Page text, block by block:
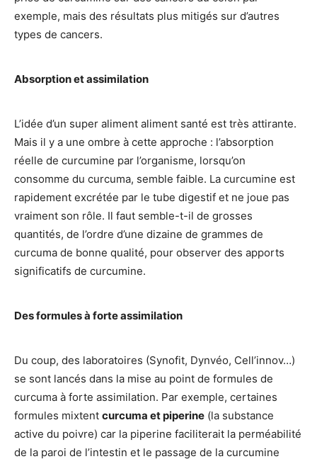
exemple, mais des résultats plus mitigés sur d’autres
types de cancers.
Absorption et assimilation
L’idée d’un super aliment aliment santé est très attirante.
Mais il y a une ombre à cette approche : l’absorption
réelle de curcumine par l’organisme, lorsqu’on
consomme du curcuma, semble faible. La curcumine est
rapidement excrétée par le tube digestif et ne joue pas
vraiment son rôle. Il faut semble-t-il de grosses
quantités, de l’ordre d’une dizaine de grammes de
curcuma de bonne qualité, pour observer des apports
significatifs de curcumine.
Des formules à forte assimilation
Du coup, des laboratoires (Synofit, Dynvéo, Cell’innov…)
se sont lancés dans la mise au point de formules de
curcuma à forte assimilation. Par exemple, certaines
formules mixtent curcuma et piperine (la substance
active du poivre) car la piperine faciliterait la perméabilité
de la paroi de l’intestin et le passage de la curcumine